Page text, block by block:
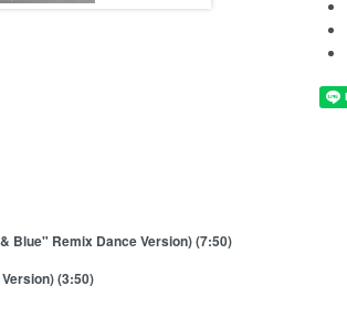
Blue" Remix Dance Version) (7:50)
(3:50)